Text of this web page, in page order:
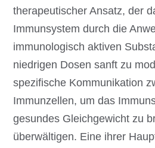
therapeutischer Ansatz, der
Immunsystem durch die
immunologisch aktiven
niedrigen Dosen sanft zu
spezifische Kommunikation
Immunzellen, um das
gesundes Gleichgewicht zu
überwältigen. Eine ihrer